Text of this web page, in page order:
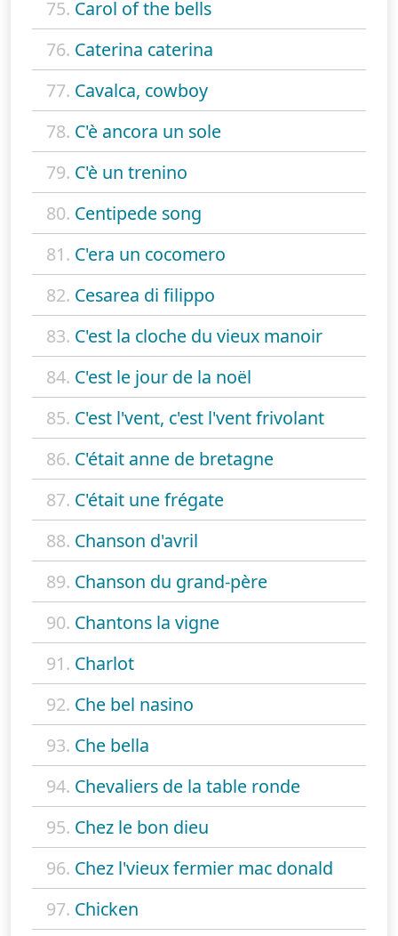
75. Carol of the bells
76. Caterina caterina
77. Cavalca, cowboy
78. C'è ancora un sole
79. C'è un trenino
80. Centipede song
81. C'era un cocomero
82. Cesarea di filippo
83. C'est la cloche du vieux manoir
84. C'est le jour de la noël
85. C'est l'vent, c'est l'vent frivolant
86. C'était anne de bretagne
87. C'était une frégate
88. Chanson d'avril
89. Chanson du grand-père
90. Chantons la vigne
91. Charlot
92. Che bel nasino
93. Che bella
94. Chevaliers de la table ronde
95. Chez le bon dieu
96. Chez l'vieux fermier mac donald
97. Chicken